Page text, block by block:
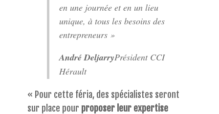
en une journée et en un lieu
unique, à tous les besoins des
entrepreneurs »
André DeljarryPrésident CCI
Hérault
« Pour cette féria, des spécialistes seront
sur place pour proposer leur expertise